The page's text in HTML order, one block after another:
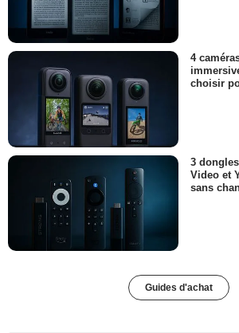
4
choisir
3
Video et
sans
Guides d'achat